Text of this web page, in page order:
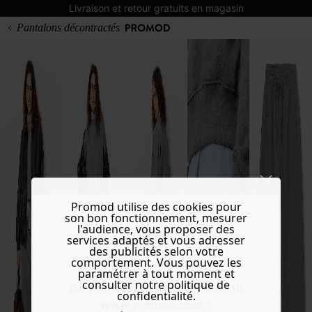
Livraison et retour gratuits en magasin
Do you want to be redirected to
www.promod.com ?
Pantalons décontractés
Promod utilise des cookies pour
son bon fonctionnement, mesurer
l'audience, vous proposer des
services adaptés et vous adresser
des publicités selon votre
comportement. Vous pouvez les
paramétrer à tout moment et
consulter notre politique de
confidentialité.